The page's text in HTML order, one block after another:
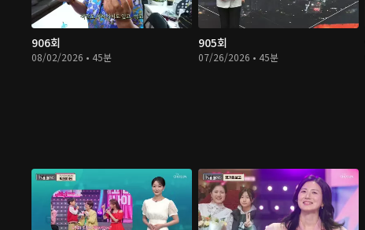
906회
08/02/2026 • 45분
905회
07/26/2026 • 45분